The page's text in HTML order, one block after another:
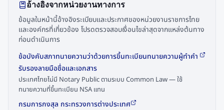
อ้างอิงจากหน่วยงานทางการ
ข้อมูลในหน้านี้อ้างอิงระเบียบและประกาศของหน่วยงานราชการไทย
และองค์กรที่เกี่ยวข้อง โปรดตรวจสอบเงื่อนไขล่าสุดจากแหล่งต้นทาง
ก่อนดำเนินการ
ข้อบังคับสภาทนายความว่าด้วยการขึ้นทะเบียนทนายความผู้ทำคำ
รับรองลายมือชื่อและเอกสาร
ประเทศไทยไม่มี Notary Public ตามระบบ Common Law — ใช้
ทนายความที่ขึ้นทะเบียน NSA แทน
กรมการกงสุล กระทรวงการต่างประเทศ